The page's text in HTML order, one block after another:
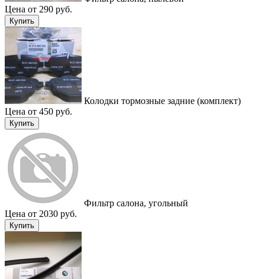
Цена от 290 руб.
Купить
Колодки тормозные задние (комплект)
Цена от 450 руб.
Купить
Фильтр салона, угольный
Цена от 2030 руб.
Купить